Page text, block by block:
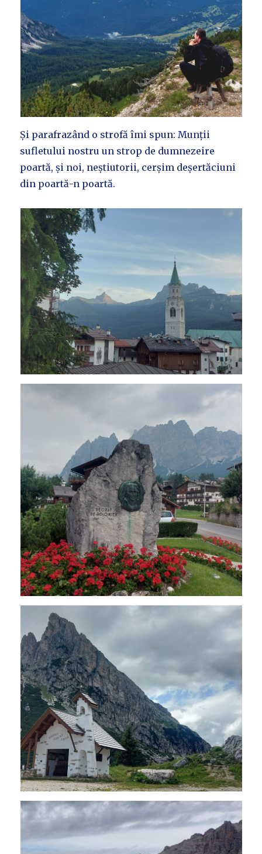
Și parafrazând o strofă îmi spun: Munții
sufletului nostru un strop de dumnezeire
poartă, și noi, neștiutorii, cerșim deșertăciuni
din poartă-n poartă.